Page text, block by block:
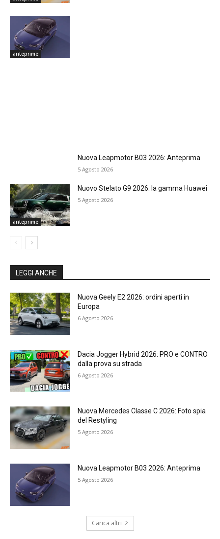
anteprime
Nuova Leapmotor B03 2026: Anteprima
5 Agosto 2026
anteprime
Nuovo Stelato G9 2026: la gamma Huawei
5 Agosto 2026
LEGGI ANCHE
Nuova Geely E2 2026: ordini aperti in
Europa
6 Agosto 2026
Dacia Jogger Hybrid 2026: PRO e CONTRO
dalla prova su strada
6 Agosto 2026
Nuova Mercedes Classe C 2026: Foto spia
del Restyling
5 Agosto 2026
Nuova Leapmotor B03 2026: Anteprima
5 Agosto 2026
Carica altri